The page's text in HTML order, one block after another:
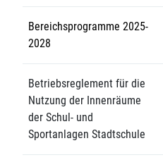
Bereichsprogramme 2025-
2028
Betriebsreglement für die
Nutzung der Innenräume
der Schul- und
Sportanlagen Stadtschule